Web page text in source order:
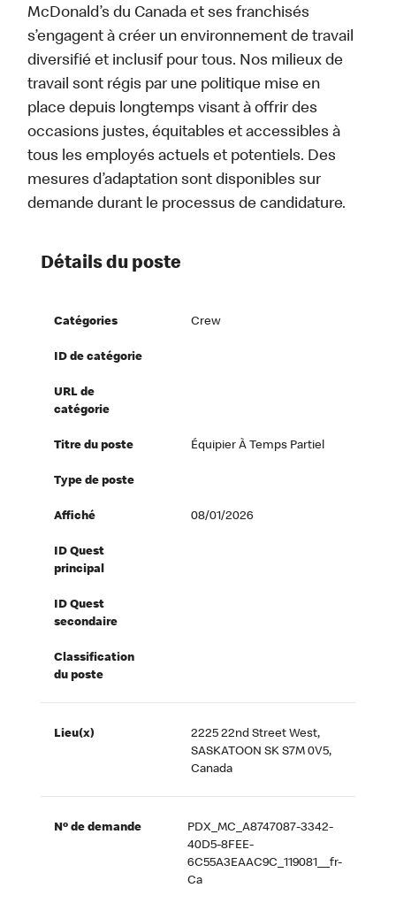
McDonald’s du Canada et ses franchisés
s’engagent à créer un environnement de travail
diversifié et inclusif pour tous. Nos milieux de
travail sont régis par une politique mise en
place depuis longtemps visant à offrir des
occasions justes, équitables et accessibles à
tous les employés actuels et potentiels. Des
mesures d’adaptation sont disponibles sur
demande durant le processus de candidature.
Détails du poste
Catégories Crew
ID de catégorie
URL de
catégorie
Titre du poste Équipier À Temps Partiel
Type de poste
Affiché 08/01/2026
ID Quest
principal
ID Quest
secondaire
Classification
du poste
Lieu(x)
2225 22nd Street West,
SASKATOON SK S7M 0V5,
Canada
Nº de demande
PDX_MC_A8747087-3342-
40D5-8FEE-
6C55A3EAAC9C_119081__fr-
Ca